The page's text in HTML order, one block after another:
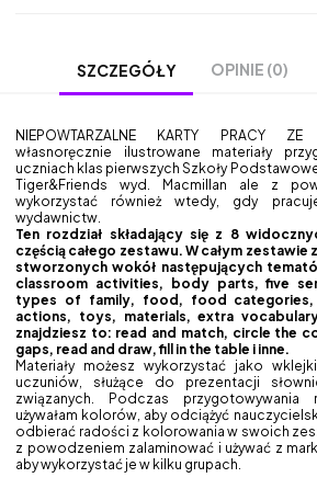
SZCZEGÓŁY OPINIE (0)
NIEPOWTARZALNE KARTY PRACY ZE
własnoręcznie ilustrowane materiały
uczniach klas pierwszych Szkoły
Tiger&Friends wyd. Macmillan ale z
wykorzystać również wtedy, gdy
wydawnictw.
Ten rozdział składający się z 8
częścią całego zestawu. W całym
stworzonych wokół następujących
classroom activities, body parts, five
types of family, food, food categories,
actions, toys, materials, extra
znajdziesz to: read and match, circle the
gaps, read and draw, fill in the table i inne.
Materiały możesz wykorzystać jako
uczuniów, służące do prezentacji
związanych. Podczas
używałam kolorów, aby odciążyć
odbierać radości z kolorowania w swoich
z powodzeniem zalaminować i używać z
aby wykorzystać je w kilku grupach.